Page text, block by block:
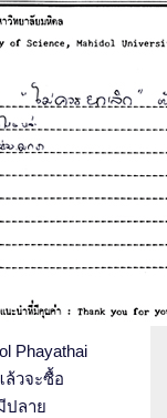
Phayathai
ล้วจะซื้อ
ปลาย